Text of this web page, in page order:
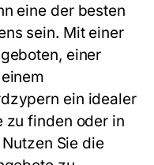
eine der besten
sein. Mit einer
einer
ein idealer
zu finden oder in
Sie die